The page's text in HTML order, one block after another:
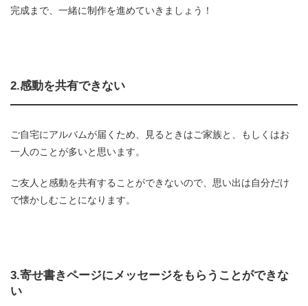
完成まで、一緒に制作を進めていきましょう！
2.感動を共有できない
ご自宅にアルバムが届くため、見るときはご家族と、もしくはお
一人のことが多いと思います。
ご友人と感動を共有することができないので、思い出は自分だけ
で懐かしむことになります。
3.寄せ書きページにメッセージをもらうことができな
い